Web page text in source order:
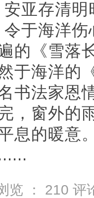
安亚存清
令于海洋
的《雪落
于海洋的
法家恩
，窗外的
息的暖意
览 ： 210 评